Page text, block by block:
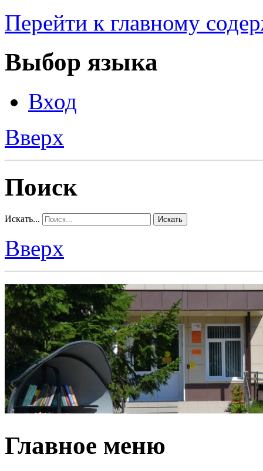
Перейти к главному
Выбор языка
Вход
Вверх
Поиск
Искать... Искать
Вверх
Главное меню